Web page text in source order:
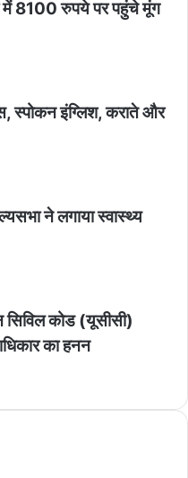
8100 रुपये पर पहुंचे मूंग
स्पोकन इंग्लिश, कराते और
ने लगाया स्वास्थ्य
कोड (यूसीसी)
का हनन